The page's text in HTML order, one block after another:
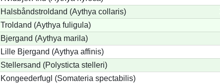
Halsbåndstroldand (Aythya collaris)
Troldand (Aythya fuligula)
Bjergand (Aythya marila)
Lille Bjergand (Aythya affinis)
Stellersand (Polysticta stelleri)
Kongeederfugl (Somateria spectabilis)